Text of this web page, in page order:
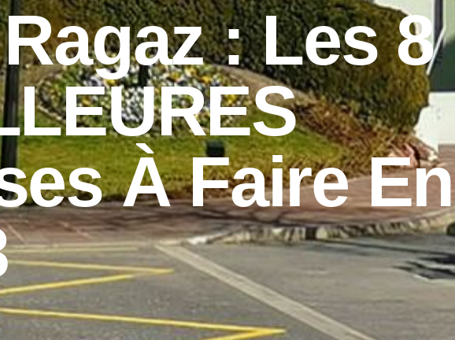
: Les 8
À Faire En